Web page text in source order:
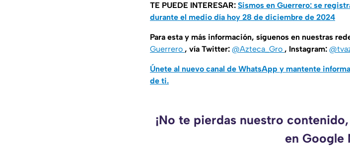
TE PUEDE INTERESAR: Sismos en Guerrero: se
durante el medio día hoy 28 de diciembre de 2024
Para esta y más información, síguenos en nuestras
Guerrero , vía Twitter: @Azteca_Gro , Instagram:
Únete al nuevo canal de WhatsApp y mantente
de ti.
¡No te pierdas nuestro
en Google